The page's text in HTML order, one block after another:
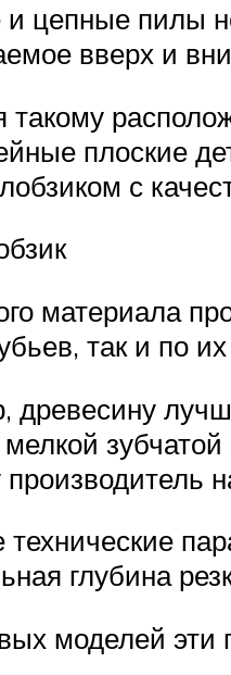
цепные пилы
вверх и
такому
плоские
с
материала
так и по
древесину
мелкой
производитель
глубина
моделей эти